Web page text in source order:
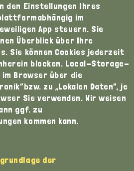
den Einstellungen Ihres
im
App steuern. Sie
Überblick über Ihre
Sie können Cookies jederzeit
blocken. Local-Storage-
Browser über die
zu „Lokalen Daten“, je
Sie verwenden. Wir weisen
ggf. zu
kommen kann.
der